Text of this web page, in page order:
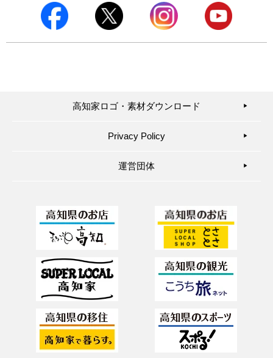
高知家ロゴ・素材ダウンロード ▶︎
Privacy Policy ▶︎
運営団体 ▶︎